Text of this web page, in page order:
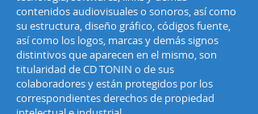
contenidos audiovisuales o sonoros, así como
su estructura, diseño gráfico, códigos fuente,
así como los logos, marcas y demás signos
distintivos que aparecen en el mismo, son
titularidad de CD TONIN o de sus
colaboradores y están protegidos por los
correspondientes derechos de propiedad